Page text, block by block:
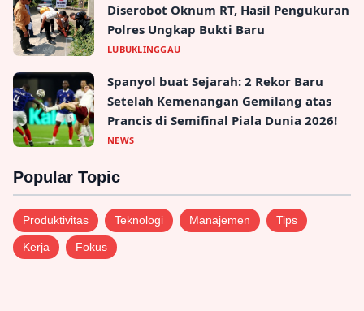
Diserobot Oknum RT, Hasil Pengukuran
Polres Ungkap Bukti Baru
LUBUKLINGGAU
Spanyol buat Sejarah: 2 Rekor Baru
Setelah Kemenangan Gemilang atas
Prancis di Semifinal Piala Dunia 2026!
NEWS
Popular Topic
Produktivitas Teknologi Manajemen Tips
Kerja Fokus